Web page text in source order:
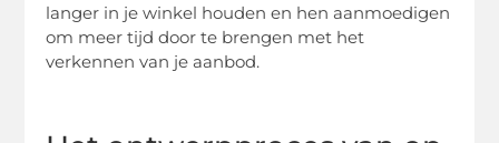
langer in je winkel houden en hen aanmoedigen
om meer tijd door te brengen met het
verkennen van je aanbod.